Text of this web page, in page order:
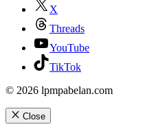
X
Threads
YouTube
TikTok
© 2026 lpmpabelan.com
Close